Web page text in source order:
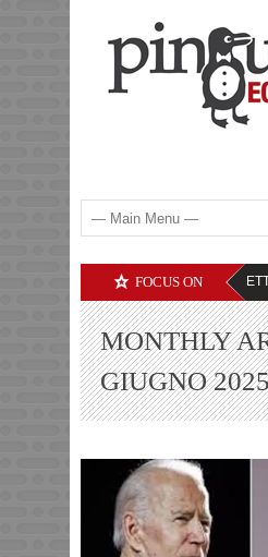
FOCUS ON
COMMODITIES – LE PROSPETTIVE
MONTHLY
GIUGNO